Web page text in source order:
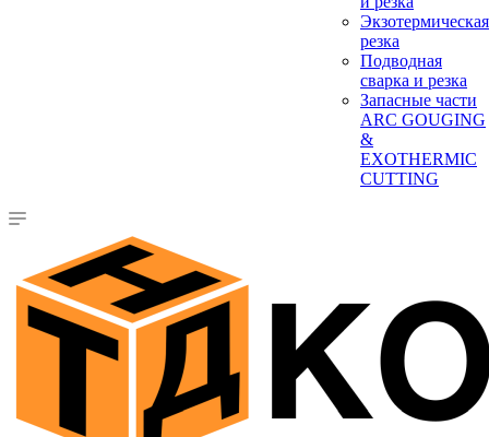
Экзотермическая
резка
Подводная
сварка и резка
Запасные части
ARC GOUGING
&
EXOTHERMIC
CUTTING